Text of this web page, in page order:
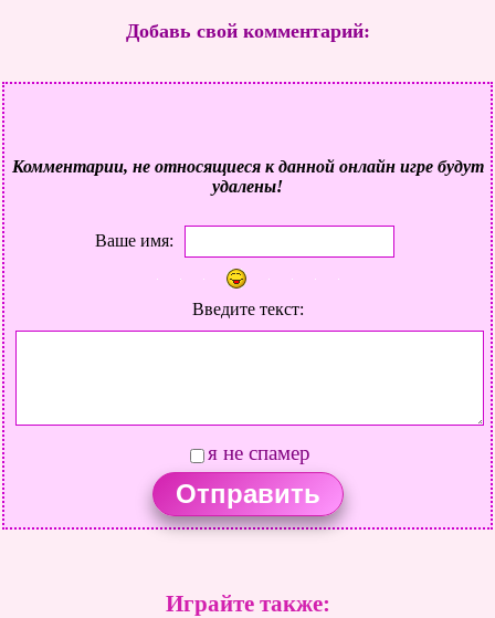
Добавь свой комментарий:
Комментарии, не относящиеся к данной онлайн игре будут
удалены!
Ваше имя:
Введите текст:
я не спамер
Играйте также: